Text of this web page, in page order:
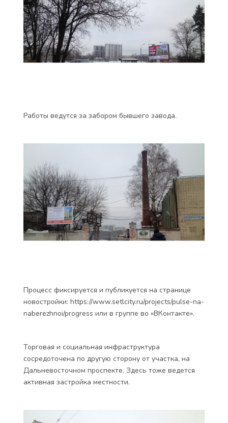
Работы ведутся за забором бывшего завода.
Процесс фиксируется и публикуется на странице
новостройки: https://www.setlcity.ru/projects/pulse-na-
naberezhnoi/progress или в группе во «ВКонтакте».
Торговая и социальная инфраструктура
сосредоточена по другую сторону от участка, на
Дальневосточном проспекте. Здесь тоже ведется
активная застройка местности.